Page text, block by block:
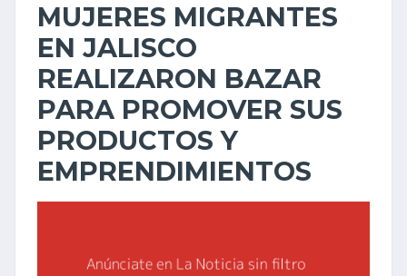
MUJERES MIGRANTES
EN JALISCO
REALIZARON BAZAR
PARA PROMOVER SUS
PRODUCTOS Y
EMPRENDIMIENTOS